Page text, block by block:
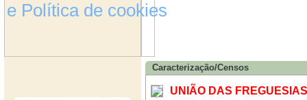
e Política de cookies
Caracterização/Censos
UNIÃO DAS